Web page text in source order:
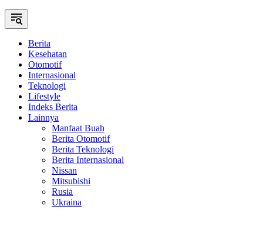
Berita
Kesehatan
Otomotif
Internasional
Teknologi
Lifestyle
Indeks Berita
Lainnya
Manfaat Buah
Berita Otomotif
Berita Teknologi
Berita Internasional
Nissan
Mitsubishi
Rusia
Ukraina